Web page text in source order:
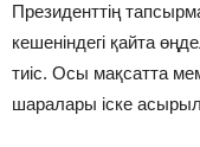
Президенттің
кешеніндегі қайта
тиіс. Осы мақсатта
шаралары іске